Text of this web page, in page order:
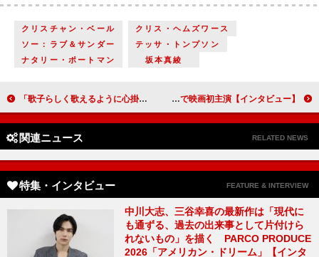
クリスチャン・ベール
クリス・ヘムズワース
ソー：ラブ＆サンダー
テッサ・トンプソン
ナタリー・ポートマン
坂本真綾
「歌子らしく歌えるように心掛けています」初めての朝ドラでヒロインの妹を好演 上白石萌歌（比嘉歌子）【「ちむどんどん」インタビュー】 今井翼「hideさんが残したものを大切にしたい」 『TELL ME ～hideと見た景色～』で映画初主演【インタビュー】
関連ニュース RELATED NEWS
特集・インタビュー FEATURE & INTERVIEW
中川大志、三谷幸喜の最新作は「現代に
も通ずる、過去の出来事として片付けら
れないもの」を描く PARCO PRODUCE
2026「アメリカン・ドリーム」【インタ